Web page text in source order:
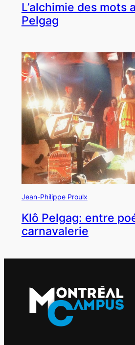
L’alchimie des mots
Pelgag
Jean-Philippe Proulx
Klô Pelgag: entre
carnavalerie